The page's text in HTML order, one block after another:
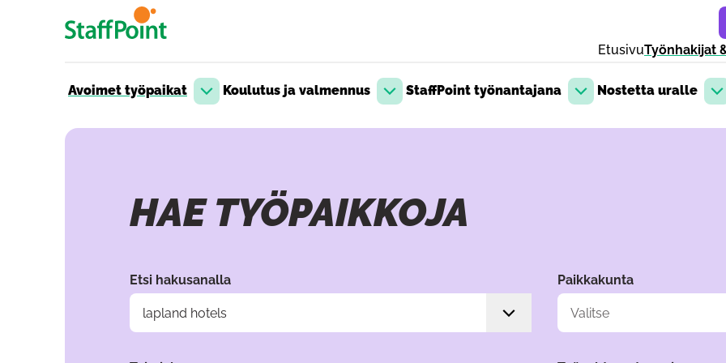
Hyppää pääsisältöön
EtusivuTyönhakijat
Avoimet työpaikat
Avaa pudotusvalikko
Koulutus ja valmennus
Avaa pudotusvalikko
StaffPoint työnantajana
Avaa pudotusvalikko
Nostetta uralle
Hae valitsemalla hakuehtoja filttereiden avulla. Sisältö päivittyy automaattisesti valintojen mukaan.
HAE TYÖPAIKKOJA
Etsi hakusanalla Paikkakunta